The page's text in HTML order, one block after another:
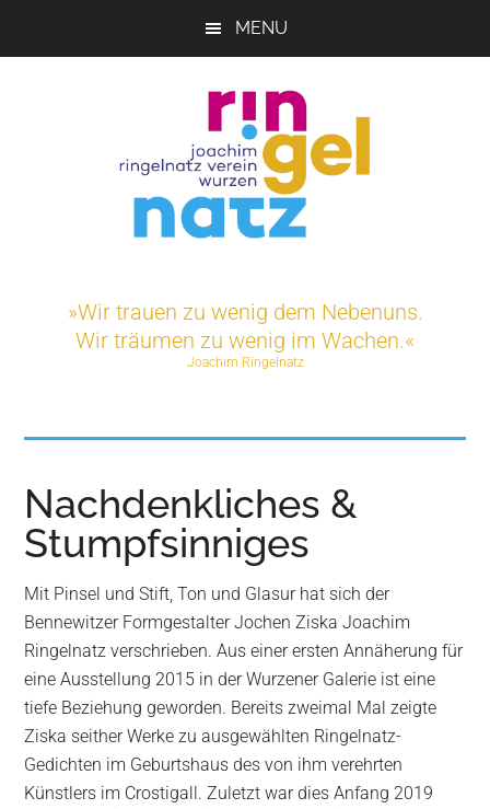
MENU
Ringelnatz-
Verein
e.V.
Projekte
in
Wurzen
»Wir trauen zu wenig dem Nebenuns.
Wir träumen zu wenig im Wachen.«
Joachim Ringelnatz
Nachdenkliches &
Stumpfsinniges
Mit Pinsel und Stift, Ton und Glasur hat sich der
Bennewitzer Formgestalter Jochen Ziska Joachim
Ringelnatz verschrieben. Aus einer ersten Annäherung für
eine Ausstellung 2015 in der Wurzener Galerie ist eine
tiefe Beziehung geworden. Bereits zweimal Mal zeigte
Ziska seither Werke zu ausgewählten Ringelnatz-
Gedichten im Geburtshaus des von ihm verehrten
Künstlers im Crostigall. Zuletzt war dies Anfang 2019